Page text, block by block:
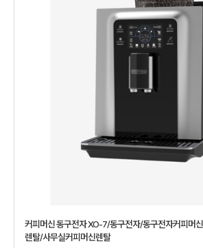
커피머신 동구전자 XO-7/동구전자/동구전자커피머
렌탈/사무실커피머신렌탈